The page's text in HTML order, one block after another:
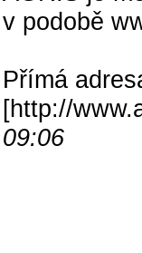
v podobě
Přímá
[http://
09:06